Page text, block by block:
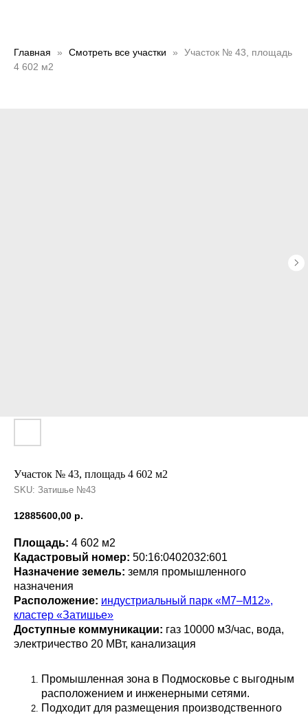
Главная Смотреть все участки
Участок № 43, площадь
4 602 м2
Участок № 43, площадь 4 602 м2
SKU: Затишье №43
12885600,00 р.
Площадь: 4 602 м2
Кадастровый номер: 50:16:0402032:601
Назначение земель: земля промышленного
назначения
Расположение: индустриальный парк «М7–М12»,
кластер «Затишье»
Доступные коммуникации: газ 10000 м3/час, вода,
электричество 20 МВт, канализация
Промышленная зона в Подмосковье с выгодным
расположением и инженерными сетями.
Подходит для размещения производственного